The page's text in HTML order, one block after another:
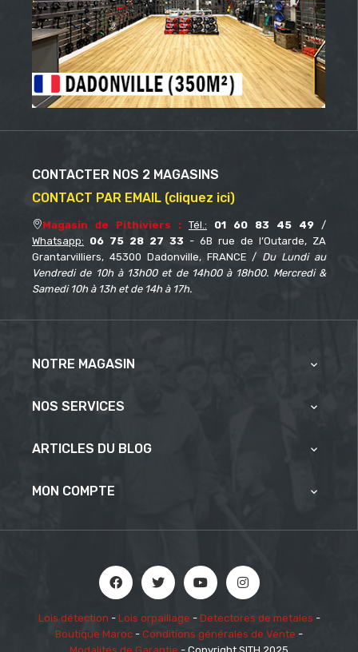
CONTACTER NOS 2 MAGASINS
CONTACT PAR EMAIL (cliquez ici)
Magasin de Pithiviers : Tél.: 01 60 83 45 49 /
Whatsapp: 06 75 28 27 33 - 6B rue de l’Outarde, ZA
Grantarvilliers, 45300 Dadonville, FRANCE / Du Lundi au
Vendredi de 10h à 13h00 et de 14h00 à 18h00. Mercredi &
Samedi 10h à 13h et de 14h à 17h.
NOTRE MAGASIN 
NOS SERVICES 
ARTICLES DU BLOG 
MON COMPTE 
Lois détection - Lois orpaillage - Detectores de metales -
Boutique Maroc - Conditions générales de Vente -